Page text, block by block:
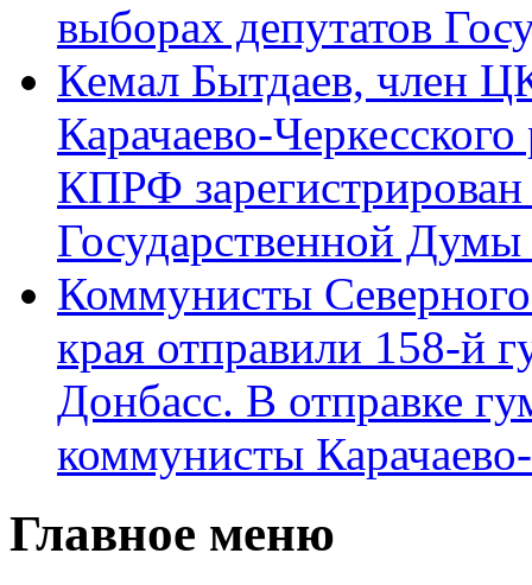
выборах депутатов
Кемал Бытдаев, член
Карачаево-
КПРФ
Государственной
Коммунисты Северного
края отправили 158-й
Донбасс. В отправке
коммунисты
Главное меню